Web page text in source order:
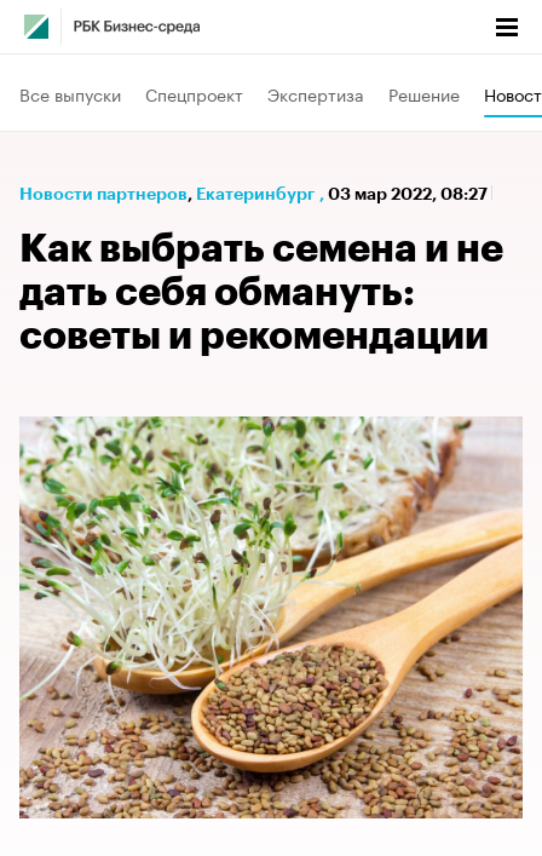
Все выпуски Спецпроект Экспертиза Решение
Новости партнеров⁠, Екатеринбург , 03 мар 2022, 08:27
Как выбрать семена и не
дать себя обмануть:
советы и рекомендации